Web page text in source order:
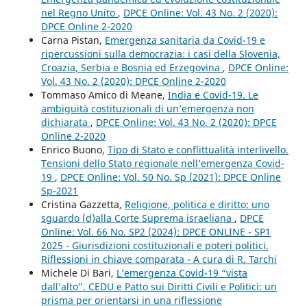
nel Regno Unito , DPCE Online: Vol. 43 No. 2 (2020):
DPCE Online 2-2020
Carna Pistan, Emergenza sanitaria da Covid-19 e
ripercussioni sulla democrazia: i casi della Slovenia,
Croazia, Serbia e Bosnia ed Erzegovina , DPCE Online:
Vol. 43 No. 2 (2020): DPCE Online 2-2020
Tommaso Amico di Meane, India e Covid-19. Le
ambiguità costituzionali di un’emergenza non
dichiarata , DPCE Online: Vol. 43 No. 2 (2020): DPCE
Online 2-2020
Enrico Buono, Tipo di Stato e conflittualità interlivello.
Tensioni dello Stato regionale nell’emergenza Covid-
19 , DPCE Online: Vol. 50 No. Sp (2021): DPCE Online
Sp-2021
Cristina Gazzetta, Religione, politica e diritto: uno
sguardo (d)alla Corte Suprema israeliana , DPCE
Online: Vol. 66 No. SP2 (2024): DPCE ONLINE - SP1
2025 - Giurisdizioni costituzionali e poteri politici.
Riflessioni in chiave comparata - A cura di R. Tarchi
Michele Di Bari, L’emergenza Covid-19 “vista
dall’alto”. CEDU e Patto sui Diritti Civili e Politici: un
prisma per orientarsi in una riflessione